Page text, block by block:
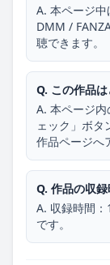
A. 本ページ中
DMM /
聴できます。
Q. この作品
A. 本ページ
ェック」ボタ
作品ページへ
Q. 作品の収録
A. 収録時間
です。